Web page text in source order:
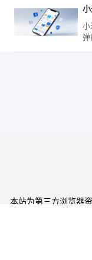
小
弹
本站为第三方浏览器